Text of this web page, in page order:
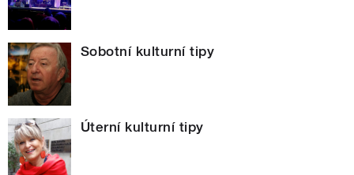
Sobotní kulturní tipy
Úterní kulturní tipy